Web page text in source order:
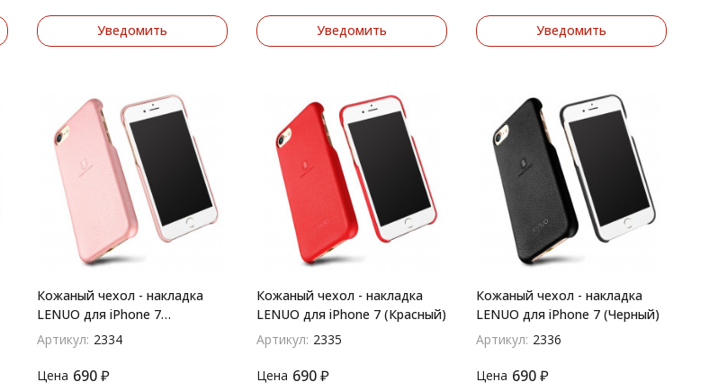
Уведомить Уведомить Уведомить
Кожаный чехол - накладка
LENUO для iPhone 7
(Розовый)
Артикул: 2334
Цена 690 ₽
Кожаный чехол - накладка
LENUO для iPhone 7 (Красный)
Артикул: 2335
Цена 690 ₽
Кожаный чехол - накладка
LENUO для iPhone 7 (Черный)
Артикул: 2336
Цена 690 ₽